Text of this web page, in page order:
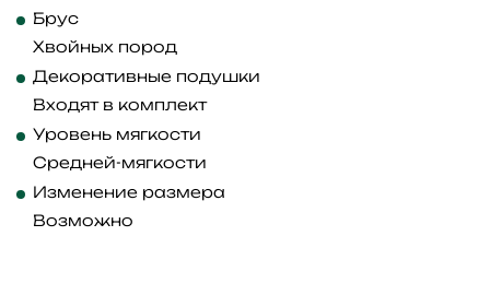
Брус
Хвойных пород
Декоративные подушки
Входят в комплект
Уровень мягкости
Средней-мягкости
Изменение размера
Возможно